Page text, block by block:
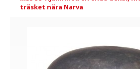
träsket nära Narva